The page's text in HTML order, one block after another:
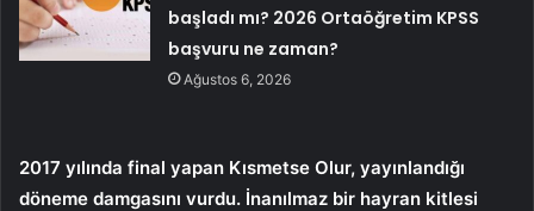
başladı mı? 2026 Ortaöğretim KPSS
başvuru ne zaman?
Ağustos 6, 2026
2017 yılında final yapan Kısmetse Olur, yayınlandığı
döneme damgasını vurdu. İnanılmaz bir hayran kitlesi